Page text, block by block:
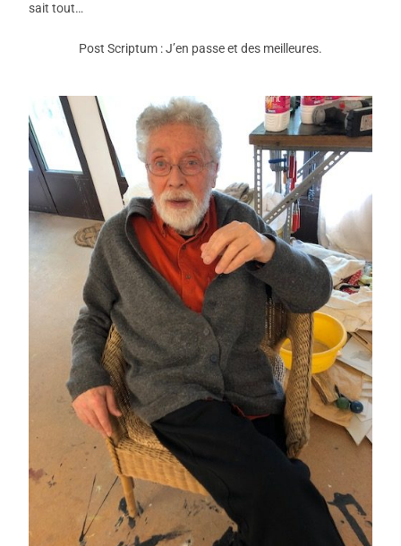
sait tout…
Post Scriptum : J’en passe et des meilleures.